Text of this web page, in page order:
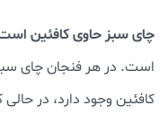
چای سبز حاوی کافئین
است. در هر فنجان چای سبز (240 میلی‌لیتر)،
کافئین وجود دارد، در